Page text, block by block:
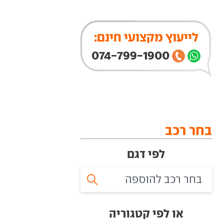
לייעוץ מקצועי חינם:
074-799-1900
בחר רכב
לפי דגם
או לפי קטגוריה